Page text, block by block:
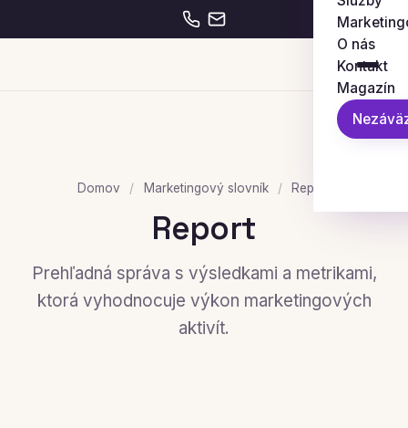
O nás
Kontakt
Magazín
Domov / Marketingový slovník / Report
Report
Prehľadná správa s výsledkami a metrikami,
ktorá vyhodnocuje výkon marketingových
aktivít.